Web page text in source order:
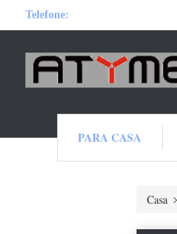
Telefone:
PARA CASA
Casa